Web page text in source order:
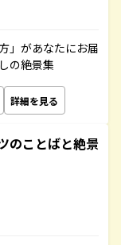
」があなたにお届
の絶景集
詳細を見る
のことばと絶景